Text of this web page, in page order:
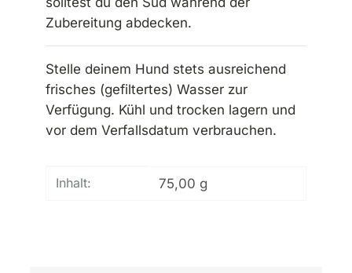
Zubereitung abdecken.
Stelle deinem Hund stets ausreichend
frisches (gefiltertes) Wasser zur
Verfügung. Kühl und trocken lagern und
vor dem Verfallsdatum verbrauchen.
Produkteigenschaft
Wert
Inhalt: 75,00 g